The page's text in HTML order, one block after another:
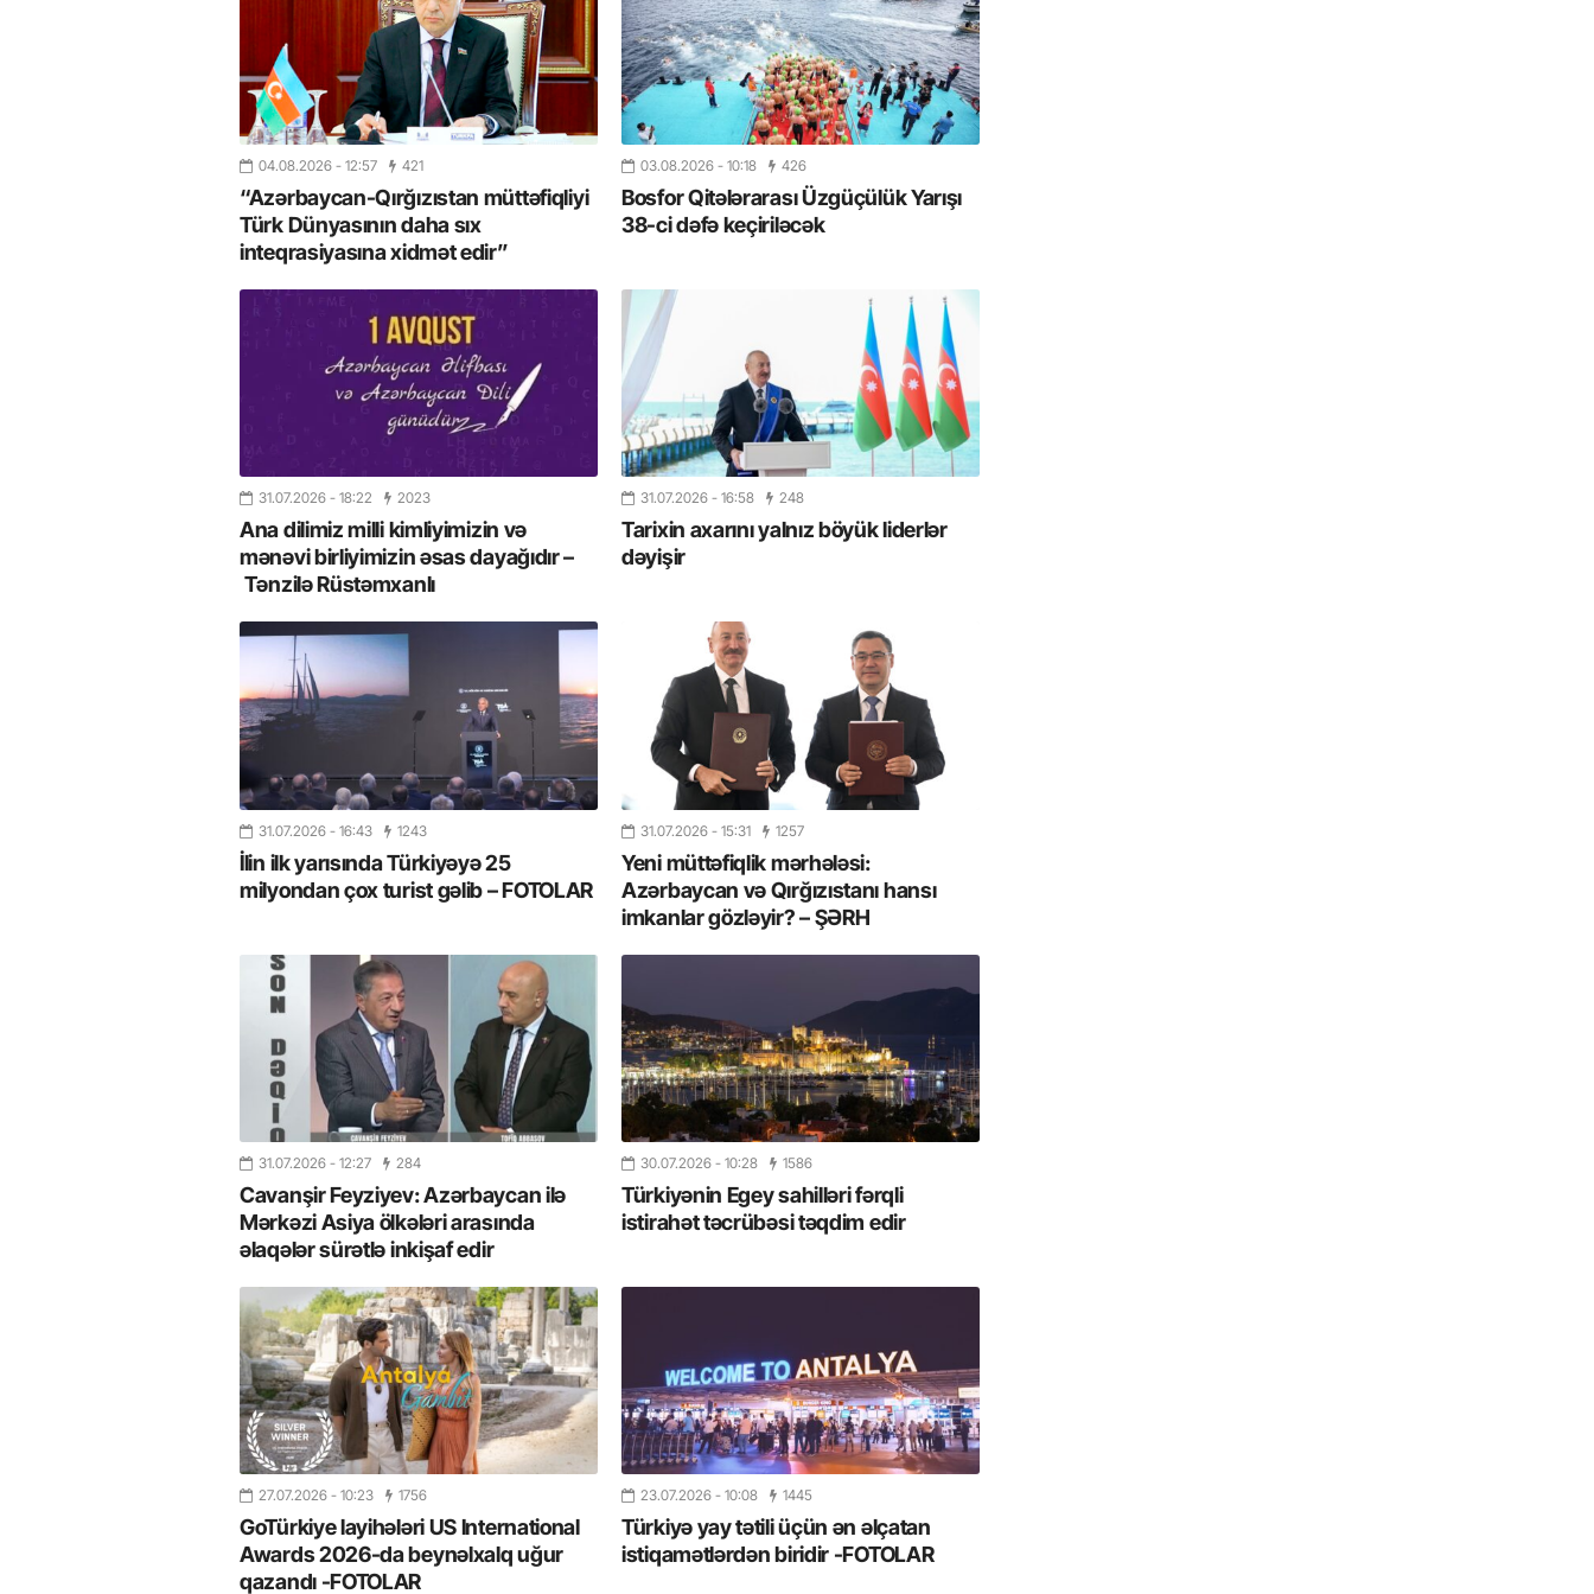
04.08.2026 - 12:57 421
“Azərbaycan-Qırğızıstan müttəfiqliyi
Türk Dünyasının daha sıx
inteqrasiyasına xidmət edir”
03.08.2026 - 10:18 426
Bosfor Qitələrarası Üzgüçülük Yarışı
38-ci dəfə keçiriləcək
31.07.2026 - 18:22 2023
Ana dilimiz milli kimliyimizin və
mənəvi birliyimizin əsas dayağıdır –
Tənzilə Rüstəmxanlı
31.07.2026 - 16:58 248
Tarixin axarını yalnız böyük liderlər
dəyişir
31.07.2026 - 16:43 1243
İlin ilk yarısında Türkiyəyə 25
milyondan çox turist gəlib – FOTOLAR
31.07.2026 - 15:31 1257
Yeni müttəfiqlik mərhələsi:
Azərbaycan və Qırğızıstanı hansı
imkanlar gözləyir? – ŞƏRH
31.07.2026 - 12:27 284
Cavanşir Feyziyev: Azərbaycan ilə
Mərkəzi Asiya ölkələri arasında
əlaqələr sürətlə inkişaf edir
30.07.2026 - 10:28 1586
Türkiyənin Egey sahilləri fərqli
istirahət təcrübəsi təqdim edir
27.07.2026 - 10:23 1756
GoTürkiye layihələri US International
Awards 2026-da beynəlxalq uğur
qazandı -FOTOLAR
23.07.2026 - 10:08 1445
Türkiyə yay tətili üçün ən əlçatan
istiqamətlərdən biridir -FOTOLAR